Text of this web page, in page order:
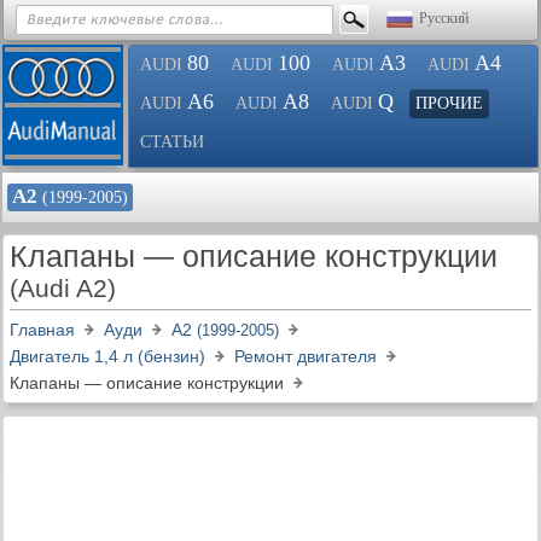
Русский
AUDI 80 AUDI 100 AUDI A3 AUDI A4
AUDI A6 AUDI A8 AUDI Q ПРОЧИЕ
СТАТЬИ
А2 (1999-2005)
Клапаны — описание конструкции
(Audi A2)
Главная Ауди А2 (1999-2005)
Двигатель 1,4 л (бензин)
Ремонт двигателя
Клапаны — описание конструкции